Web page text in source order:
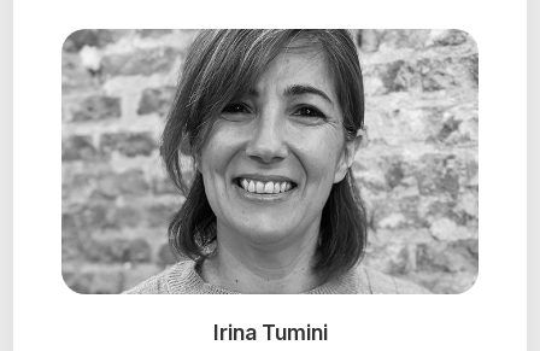
Irina Tumini